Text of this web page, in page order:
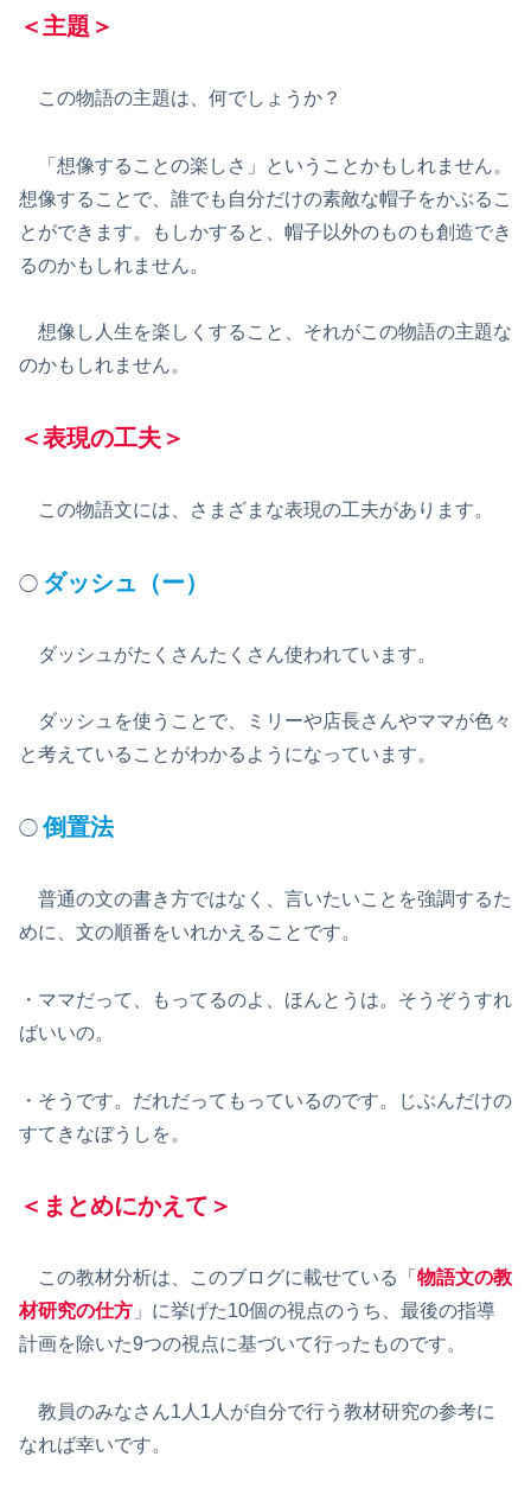
＜主題＞
この物語の主題は、何でしょうか？
「想像することの楽しさ」ということかもしれません。
想像することで、誰でも自分だけの素敵な帽子をかぶるこ
とができます。もしかすると、帽子以外のものも創造でき
るのかもしれません。
想像し人生を楽しくすること、それがこの物語の主題な
のかもしれません。
＜表現の工夫＞
この物語文には、さまざまな表現の工夫があります。
◯ ダッシュ（ー）
ダッシュがたくさんたくさん使われています。
ダッシュを使うことで、ミリーや店長さんやママが色々
と考えていることがわかるようになっています。
◯倒置法
普通の文の書き方ではなく、言いたいことを強調するた
めに、文の順番をいれかえることです。
・ママだって、もってるのよ、ほんとうは。そうぞうすれ
ばいいの。
・そうです。だれだってもっているのです。じぶんだけの
すてきなぼうしを。
＜まとめにかえて＞
この教材分析は、このブログに載せている「 物語文の教
材研究の仕方 」に挙げた10個の視点のうち、最後の指導
計画を除いた9つの視点に基づいて行ったものです。
教員のみなさん1人1人が自分で行う教材研究の参考に
なれば幸いです。